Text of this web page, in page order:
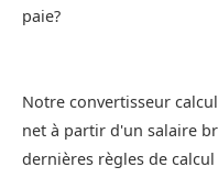
paie?
Notre convertisseur
net à partir d'un salaire
dernières règles de